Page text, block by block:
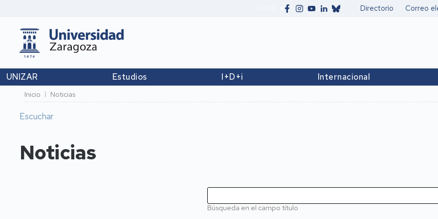
Secundario
Directorio Correo
UNIZAR Estudios I+D+i Internacional
Ruta
de
navegación
Inicio Noticias
Escuchar
Noticias
Búsqueda en el campo título